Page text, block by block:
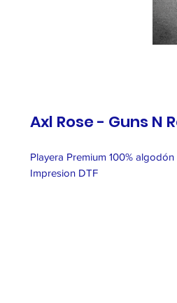
Axl Rose - Guns N
Playera Premium 100%
Impresion DTF